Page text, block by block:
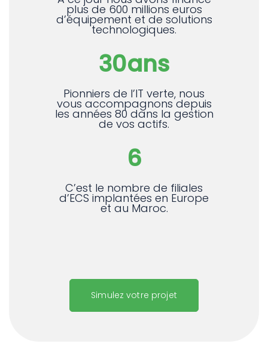
plus de 600 millions euros
d’équipement et de solutions
technologiques.
30ans
Pionniers de l’IT verte, nous
vous accompagnons depuis
les années 80 dans la gestion
de vos actifs.
6
C’est le nombre de filiales
d’ECS implantées en Europe
et au Maroc.
Simulez votre projet